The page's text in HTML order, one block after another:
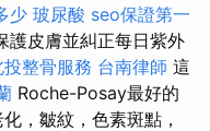
少 玻尿酸 seo保證第一
護皮膚並糾正每日紫外
投整骨服務 台南律師 這
Roche-Posay最好的
，皺紋，色素斑點，